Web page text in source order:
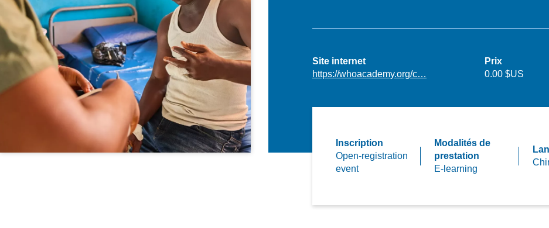
Site internet
https://whoacademy.org/c…
Prix
0.00 $US
Inscription
Open-registration
event
Modalités de
prestation
E-learning